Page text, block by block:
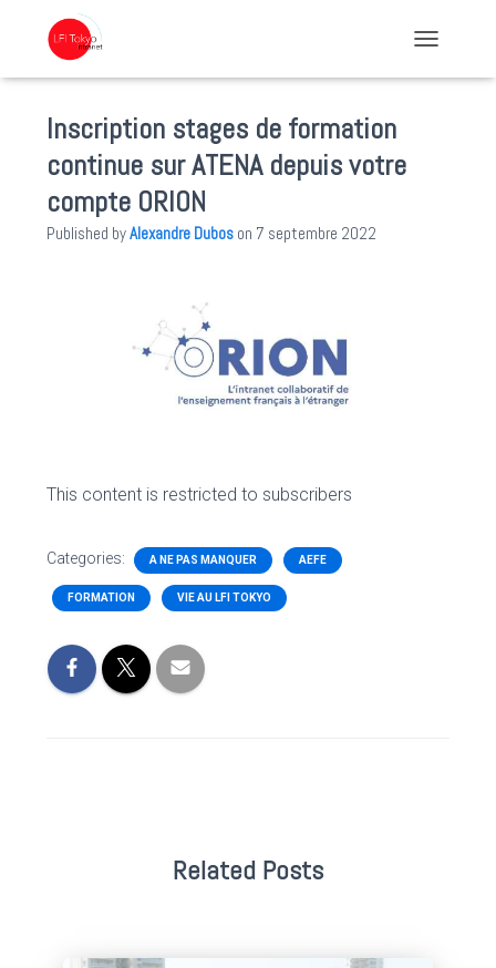
Inscription stages de formation
continue sur ATENA depuis votre
compte ORION
Published byAlexandre Dubos on 7 septembre 2022
This content is restricted to subscribers
Categories: A NE PAS MANQUER AEFE
FORMATION VIE AU LFI TOKYO
Related Posts